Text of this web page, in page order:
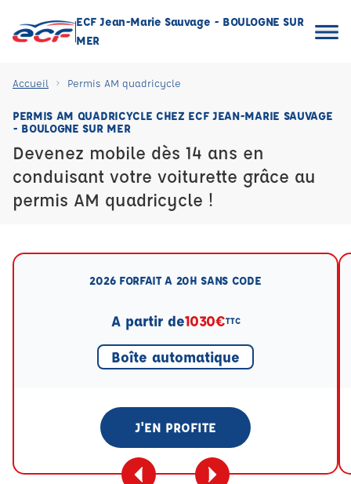
ECF Jean-Marie Sauvage - BOULOGNE SUR
MER
Accueil Permis AM quadricycle
PERMIS AM QUADRICYCLE CHEZ ECF JEAN-MARIE SAUVAGE
- BOULOGNE SUR MER
Devenez mobile dès 14 ans en
conduisant votre voiturette grâce au
permis AM quadricycle !
2026 FORFAIT A 20H SANS CODE
A partir de1030€TTC
Boîte automatique
J'EN PROFITE